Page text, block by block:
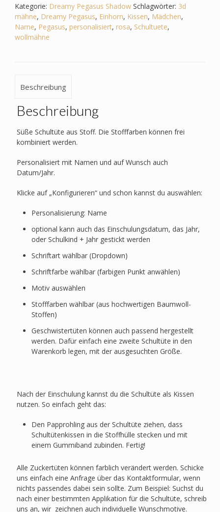
Mähne,Wollmähne_Pegasus
Menge
Kategorie: Dreamy Pegasus Shadow Schlagwörter: 3d
mähne, Dreamy Pegasus, Einhorn, Kissen, Mädchen,
Name, Pegasus, personalisiert, rosa, Schultuete,
wollmähne
Beschreibung
Beschreibung
Süße Schultüte aus Stoff. Die Stofffarben können frei
kombiniert werden.
Personalisiert mit Namen und auf Wunsch auch
Datum/Jahr.
Klicke auf „Konfigurieren“ und schon kannst du auswählen:
Personalisierung: Name
optional kann auch das Einschulungsdatum, das Jahr,
oder Schulkind + Jahr gestickt werden
Schriftart wählbar (Dropdown)
Schriftfarbe wählbar (farbigen Punkt anwählen)
Motiv auswählen
Stofffarben wählbar (aus hochwertigen Baumwoll-
Stoffen)
Geschwistertüten können auch passend hergestellt
werden. Dafür einfach eine zweite Schultüte in den
Warenkorb legen, mit der ausgesuchten Größe.
Nach der Einschulung kannst du die Schultüte als Kissen
nutzen. So einfach geht das:
Den Papprohling aus der Schultüte ziehen, dass
Schultütenkissen in die Stoffhülle stecken und mit
einem Gummiband zubinden. Fertig!
Alle Zuckertüten können farblich verändert werden. Schicke
uns einfach eine Anfrage über das Kontaktformular, wenn
nichts passendes dabei sein sollte. Zum Beispiel: Suchst du
nach einer bestimmten Applikation für die Schultüte, schreib
uns an, wir zeichnen auch individuelle Wunschmotive.